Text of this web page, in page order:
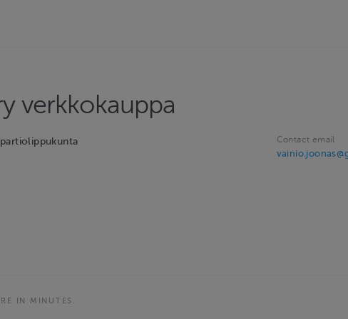
verkkokauppa
Contact email
IN MINUTES.